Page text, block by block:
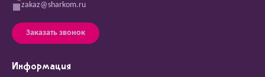
zakaz@sharkom.ru
Заказать звонок
Информация